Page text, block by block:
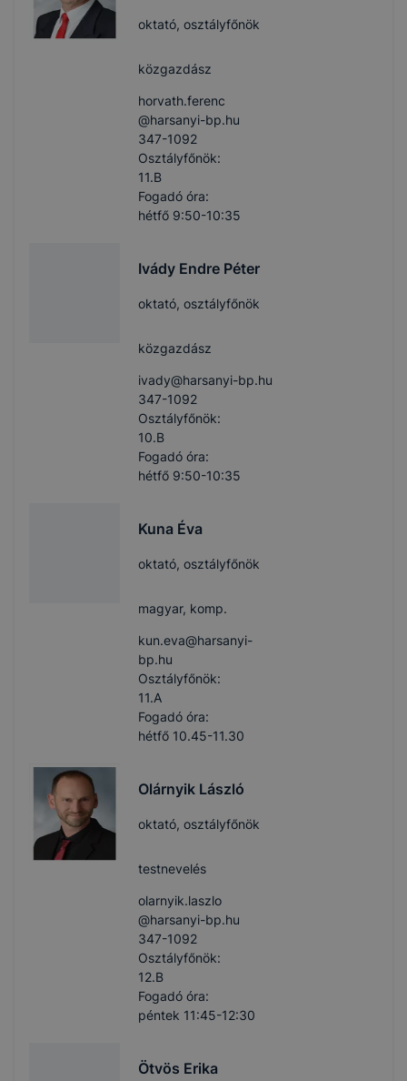
oktató, osztályfőnök
közgazdász
horvath.ferenc​
@harsanyi-bp.hu
347-1092
Osztályfőnök:
11.B
Fogadó óra:
hétfő 9:50-10:35
Ivády Endre Péter
oktató, osztályfőnök
közgazdász
ivady​@harsanyi-bp.hu
347-1092
Osztályfőnök:
10.B
Fogadó óra:
hétfő 9:50-10:35
Kuna Éva
oktató, osztályfőnök
magyar, komp.
kun.eva​@harsanyi-
bp.hu
Osztályfőnök:
11.A
Fogadó óra:
hétfő 10.45-11.30
Olárnyik László
oktató, osztályfőnök
testnevelés
olarnyik.laszlo​
@harsanyi-bp.hu
347-1092
Osztályfőnök:
12.B
Fogadó óra:
péntek 11:45-12:30
Ötvös Erika